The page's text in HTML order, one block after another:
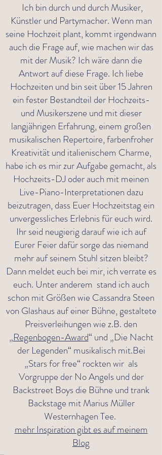
Ich bin durch und durch Musiker,
Künstler und Partymacher. Wenn man
seine Hochzeit plant, kommt irgendwann
auch die Frage auf, wie machen wir das
mit der Musik? Ich wäre dann die
Antwort auf diese Frage. Ich liebe
Hochzeiten und bin seit über 15 Jahren
ein fester Bestandteil der Hochzeits-
und Musikerszene und mit dieser
langjährigen Erfahrung, einem großen
musikalischen Repertoire, farbenfroher
Kreativität und italienischem Charme,
habe ich es mir zur Aufgabe gemacht, als
Hochzeits-DJ oder auch mit meinen
Live-Piano-Interpretationen dazu
beizutragen, dass Euer Hochzeitstag ein
unvergessliches Erlebnis für euch wird.
Ihr seid neugierig darauf wie ich auf
Eurer Feier dafür sorge das niemand
mehr auf seinem Stuhl sitzen bleibt?
Dann meldet euch bei mir, ich verrate es
euch. Unter anderem stand ich auch
schon mit Größen wie Cassandra Steen
von Glashaus auf einer Bühne, gestaltete
Preisverleihungen wie z.B. den
„Regenbogen-Award“ und „Die Nacht
der Legenden“ musikalisch mit.Bei
„Stars for free“ rockten wir als
Vorgruppe der No Angels und der
Backstreet Boys die Bühne und trank
Backstage mit Marius Müller
Westernhagen Tee.
mehr Inspiration gibt es auf meinem
Blog